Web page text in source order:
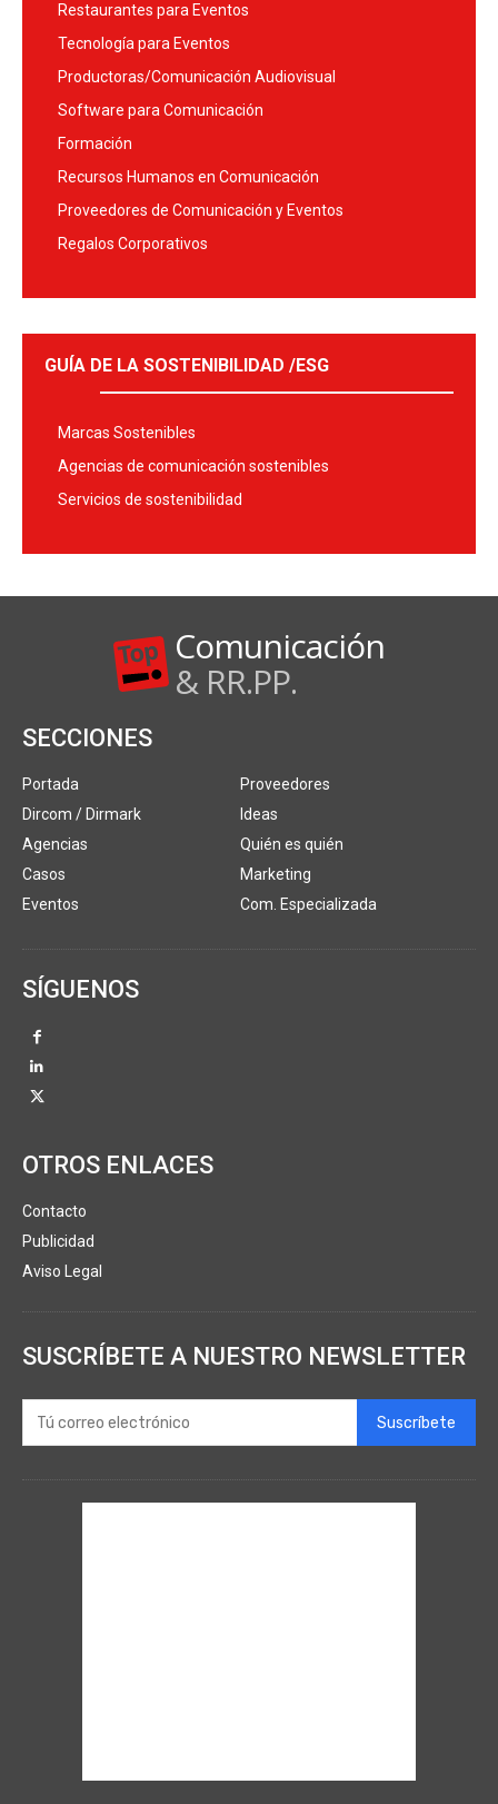
Restaurantes para Eventos
Tecnología para Eventos
Productoras/Comunicación Audiovisual
Software para Comunicación
Formación
Recursos Humanos en Comunicación
Proveedores de Comunicación y Eventos
Regalos Corporativos
GUÍA DE LA SOSTENIBILIDAD /ESG
Marcas Sostenibles
Agencias de comunicación sostenibles
Servicios de sostenibilidad
Comunicación
& RR.PP.
SECCIONES
Portada
Dircom / Dirmark
Agencias
Casos
Eventos
Proveedores
Ideas
Quién es quién
Marketing
Com. Especializada
SÍGUENOS
OTROS ENLACES
Contacto
Publicidad
Aviso Legal
SUSCRÍBETE A NUESTRO NEWSLETTER
Suscríbete